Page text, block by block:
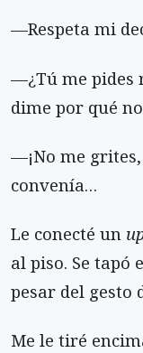
—Respeta mi
—¿Tú me pides
dime por qué
—¡No me
convenía…
Le conecté un
al piso. Se tapó
pesar del gesto
Me le tiré